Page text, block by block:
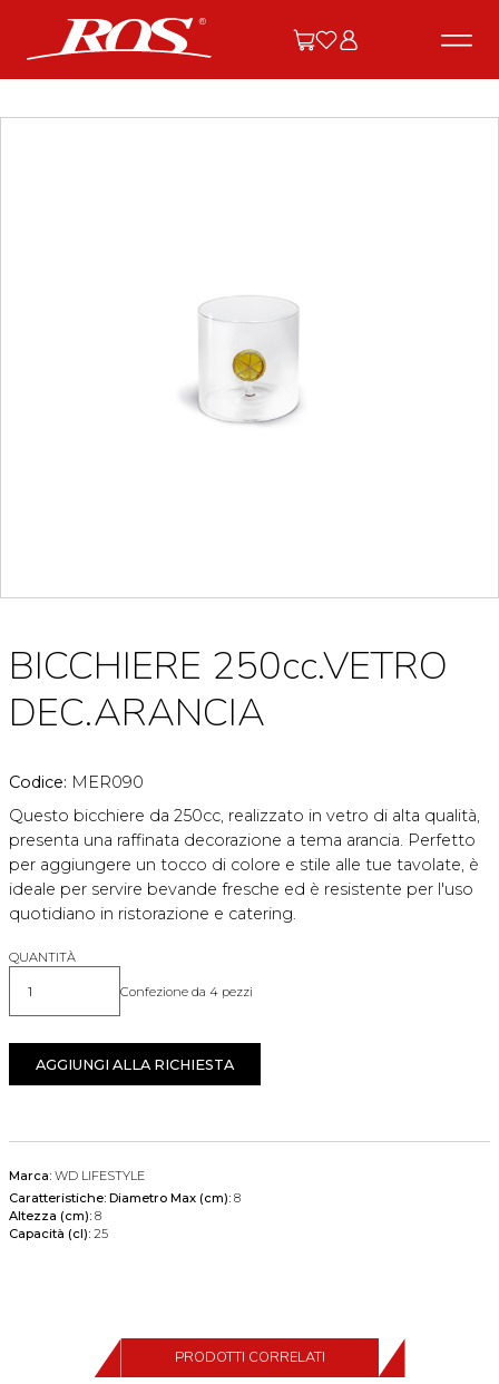
BICCHIERE 250cc.VETRO
DEC.ARANCIA
Codice: MER090
Questo bicchiere da 250cc, realizzato in vetro di alta qualità,
presenta una raffinata decorazione a tema arancia. Perfetto
per aggiungere un tocco di colore e stile alle tue tavolate, è
ideale per servire bevande fresche ed è resistente per l'uso
quotidiano in ristorazione e catering.
QUANTITÀ
Quantità Confezione da 4 pezzi
AGGIUNGI ALLA RICHIESTA
Marca: WD LIFESTYLE
Caratteristiche: Diametro Max (cm): 8
Altezza (cm): 8
Capacità (cl): 25
PRODOTTI CORRELATI